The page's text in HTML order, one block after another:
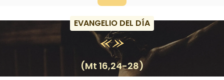
EVANGELIO DEL DÍA
(Mt 16,24-28)